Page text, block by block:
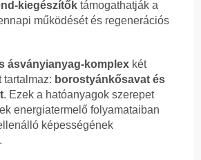
kiegészítők támogathatják a
működését és regenerációs
ásványianyag-komplex két
tartalmaz: borostyánkősavat és
. Ezek a hatóanyagok szerepet
energiatermelő folyamataiban
képességének